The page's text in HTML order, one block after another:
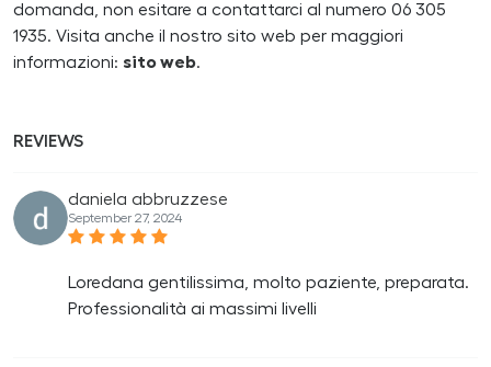
domanda, non esitare a contattarci al numero 06 305
1935. Visita anche il nostro sito web per maggiori
informazioni: sito web.
REVIEWS
daniela abbruzzese
September 27, 2024
Loredana gentilissima, molto paziente, preparata.
Professionalità ai massimi livelli